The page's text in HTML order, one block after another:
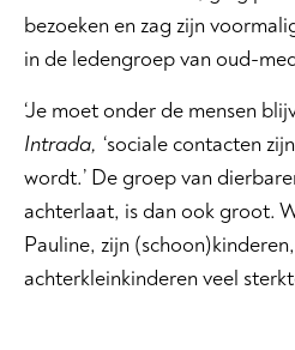
bezoeken en zag zijn
in de ledengroep van oud-
‘Je moet onder de mensen
Intrada, ‘sociale contacten
wordt.’ De groep van
achterlaat, is dan ook groot.
Pauline, zijn
achterkleinkinderen veel